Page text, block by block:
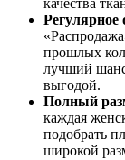
качества
Регулярное
прошлых
лучший
выгодой.
Полный
каждая
подобрать
широкой